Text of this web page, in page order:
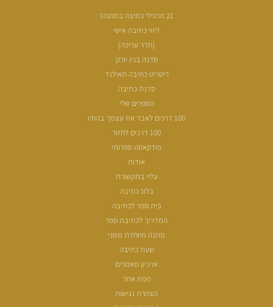
21 תרגילי כתיבה במתנה!
ליווי כתיבה אישי
[חדר עריכה]
סדנה בניו יורק
ריטריט כתיבה תאילנד
סדנת כתיבה
הספרים שלי
100 דרכים לאבד את עצמך בהודו
100 דרכים לחזור
פודקאסט ספרותי
אודות
עליי בתקשורת
בלוג כתיבה
בית ספר לכתיבה
המדריך לכתיבת ספר
מתנה מיוחדת ממני
שעת כתיבה
ארכיון מאמרים
מפת אתר
הצהרת נגישות